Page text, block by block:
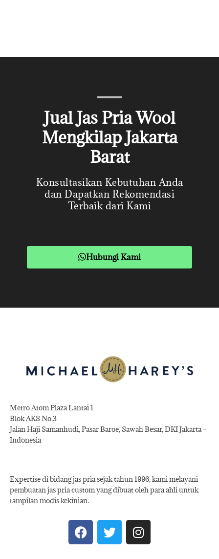
Jual Jas Pria Wool
Mengkilap Jakarta
Barat
Konsultasikan Kebutuhan Anda
dan Dapatkan Rekomendasi
Terbaik dari Kami
Hubungi Kami
Metro Atom Plaza Lantai 1
Blok AKS No.3
Jalan Haji Samanhudi, Pasar Baroe, Sawah Besar, DKI Jakarta –
Indonesia
Expertise di bidang jas pria sejak tahun 1996, kami melayani
pembuatan jas pria custom yang dibuat oleh para ahli untuk
tampilan modis kekinian.